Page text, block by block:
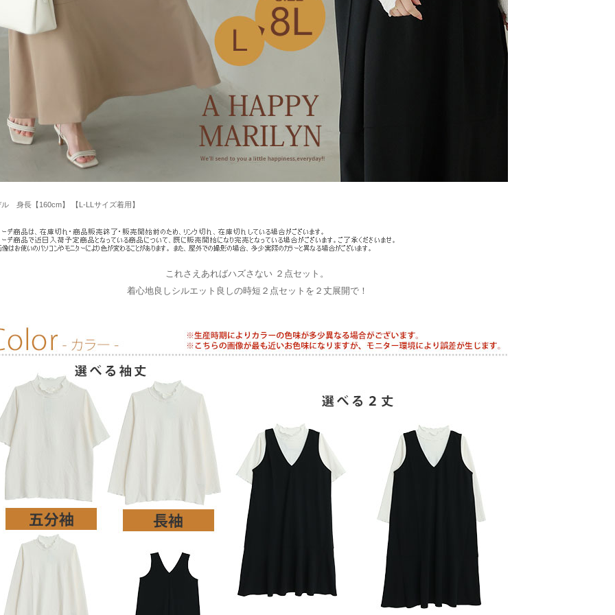
ル 身長【160cm】 【L-LLサイズ着用】
これさえあればハズさない ２点セット。
着心地良しシルエット良しの時短２点セットを２丈展開で！